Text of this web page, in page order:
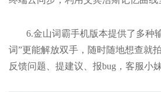
6.金山词霸手机版本提供了多种
词”更能解放双手，随时随地想查就
反馈问题、提建议、报bug，客服小